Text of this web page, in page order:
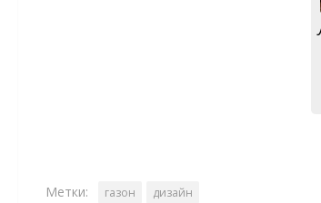
Метки: газон дизайн